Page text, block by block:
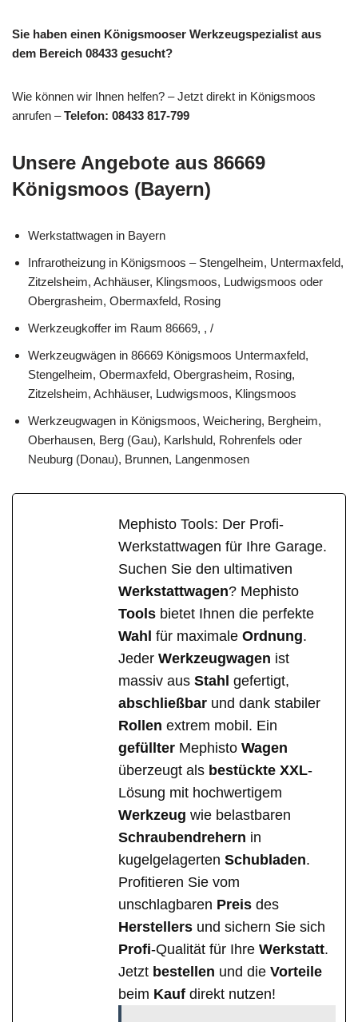
Sie haben einen Königsmooser Werkzeugspezialist aus
dem Bereich 08433 gesucht?
Wie können wir Ihnen helfen? – Jetzt direkt in Königsmoos
anrufen –Telefon: 08433 817-799
Unsere Angebote aus 86669
Königsmoos (Bayern)
Werkstattwagen in Bayern
Infrarotheizung in Königsmoos – Stengelheim, Untermaxfeld,
Zitzelsheim, Achhäuser, Klingsmoos, Ludwigsmoos oder
Obergrasheim, Obermaxfeld, Rosing
Werkzeugkoffer im Raum 86669, , /
Werkzeugwägen in 86669 Königsmoos Untermaxfeld,
Stengelheim, Obermaxfeld, Obergrasheim, Rosing,
Zitzelsheim, Achhäuser, Ludwigsmoos, Klingsmoos
Werkzeugwagen in Königsmoos, Weichering, Bergheim,
Oberhausen, Berg (Gau), Karlshuld, Rohrenfels oder
Neuburg (Donau), Brunnen, Langenmosen
Mephisto Tools: Der Profi-
Werkstattwagen für Ihre Garage.
Suchen Sie den ultimativen
Werkstattwagen? Mephisto
Tools bietet Ihnen die perfekte
Wahl für maximale Ordnung.
Jeder Werkzeugwagen ist
massiv aus Stahl gefertigt,
abschließbar und dank stabiler
Rollen extrem mobil. Ein
gefüllter Mephisto Wagen
überzeugt als bestückte XXL-
Lösung mit hochwertigem
Werkzeug wie belastbaren
Schraubendrehern in
kugelgelagerten Schubladen.
Profitieren Sie vom
unschlagbaren Preis des
Herstellers und sichern Sie sich
Profi-Qualität für Ihre Werkstatt.
Jetzt bestellen und die Vorteile
beim Kauf direkt nutzen!